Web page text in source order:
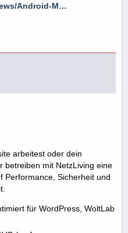
Android-M…
arbeitest oder dein
betreiben mit NetzLiving eine
Performance, Sicherheit und
für WordPress, WoltLab